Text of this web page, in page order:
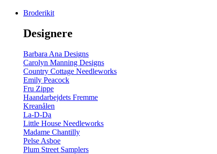
Broderikit
Designere
Barbara Ana Designs
Carolyn Manning Designs
Country Cottage Needleworks
Emily Peacock
Fru Zippe
Haandarbejdets Fremme
Kreanålen
La-D-Da
Little House Needleworks
Madame Chantilly
Pelse Asboe
Plum Street Samplers